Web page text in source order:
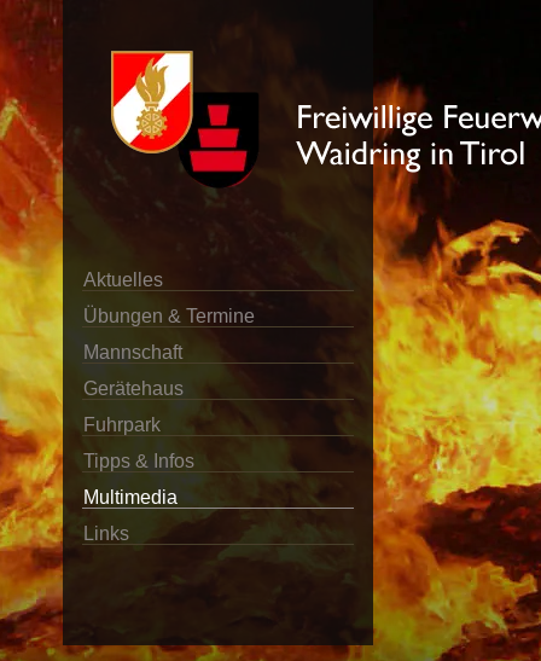
Aktuelles
Übungen & Termine
Mannschaft
Gerätehaus
Fuhrpark
Tipps & Infos
Multimedia
Links